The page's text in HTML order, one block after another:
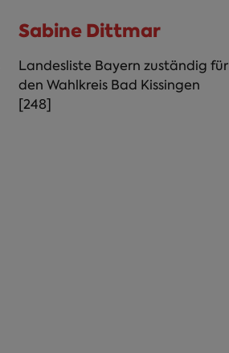
Sabine Dittmar
Landesliste Bayern zuständig für
den Wahlkreis Bad Kissingen
[248]